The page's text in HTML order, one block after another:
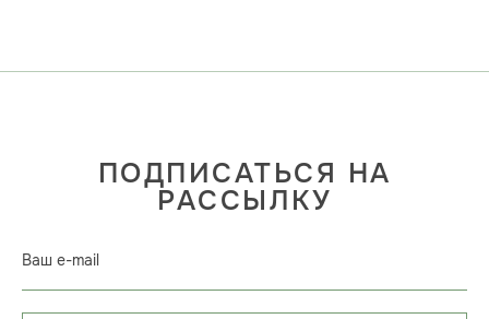
ПОДПИСАТЬСЯ НА
РАССЫЛКУ
Ваш e-mail